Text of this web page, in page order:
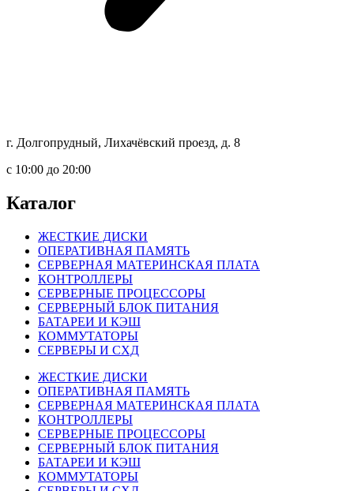
г. Долгопрудный, Лихачёвский проезд, д. 8
c 10:00 до 20:00
Каталог
ЖЕСТКИЕ ДИСКИ
ОПЕРАТИВНАЯ ПАМЯТЬ
СЕРВЕРНАЯ МАТЕРИНСКАЯ ПЛАТА
КОНТРОЛЛЕРЫ
СЕРВЕРНЫЕ ПРОЦЕССОРЫ
СЕРВЕРНЫЙ БЛОК ПИТАНИЯ
БАТАРЕИ И КЭШ
КОММУТАТОРЫ
СЕРВЕРЫ И СХД
ЖЕСТКИЕ ДИСКИ
ОПЕРАТИВНАЯ ПАМЯТЬ
СЕРВЕРНАЯ МАТЕРИНСКАЯ ПЛАТА
КОНТРОЛЛЕРЫ
СЕРВЕРНЫЕ ПРОЦЕССОРЫ
СЕРВЕРНЫЙ БЛОК ПИТАНИЯ
БАТАРЕИ И КЭШ
КОММУТАТОРЫ